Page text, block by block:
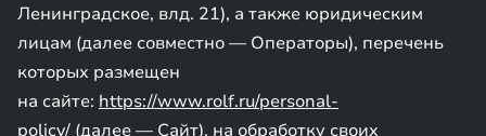
Ленинградское, влд. 21), а также юридическим
лицам (далее совместно — Операторы), перечень
которых размещен
на сайте: https://www.rolf.ru/personal-
policy/ (далее — Сайт), на обработку своих